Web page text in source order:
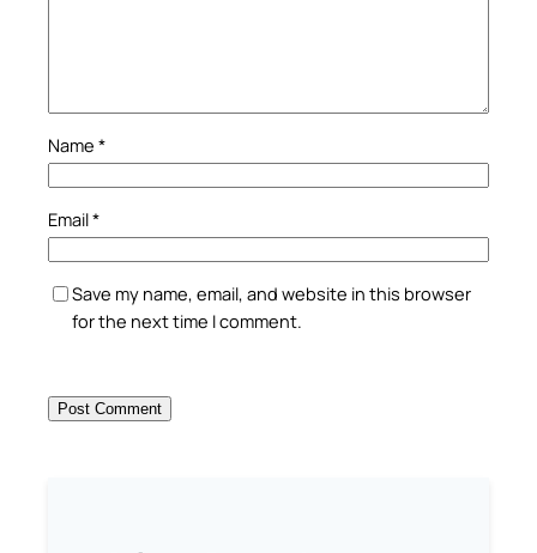
Name *
Email*
Save my name, email, and website in this browser
for the next time I comment.